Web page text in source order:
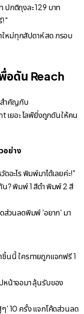
ปกติถุงละ 129 บาท
!"
ใหม่ทุกสัปดาห์ สด กรอบ
อดัน Reach
สำคัญกับ
เยอะ ไลฟ์ยิ่งถูกดันให้คน
อย่าง
ดอะไร พิมพ์มาได้เลยค่ะ!"
น? พิมพ์ 1 สีดำ พิมพ์ 2 สี
ดส่วนลดพิมพ์ 'อยาก' มา
ชิ้นนี้ ใครทายถูกแจกฟรี 1
หน้าจอมา ลุ้นรับของ
' 10 ครั้ง แจกโค้ดส่วนลด